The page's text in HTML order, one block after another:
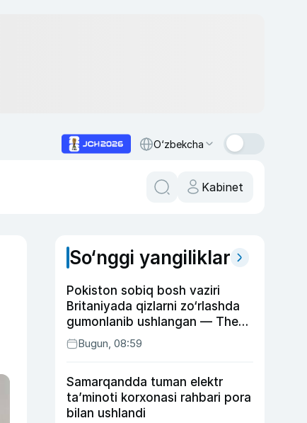
O‘zbekcha
Kabinet
So‘nggi yangiliklar
Pokiston sobiq bosh vaziri
Britaniyada qizlarni zo‘rlashda
gumonlanib ushlangan — The
Guardian
Bugun, 08:59
Samarqandda tuman elektr
ta’minoti korxonasi rahbari pora
bilan ushlandi